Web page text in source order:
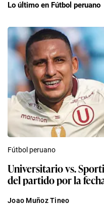
Lo último en Fútbol peruano
Fútbol peruano
Universitario vs.
del partido por la
Joao Muñoz Tineo